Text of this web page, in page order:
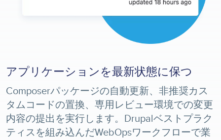
アプリケーションを最新状態に保つ
Composerパッケージの自動更新、非推奨カス
タムコードの置換、専用レビュー環境での変更
内容の提出を実行します。Drupalベストプラク
ティスを組み込んだWebOpsワークフローで業